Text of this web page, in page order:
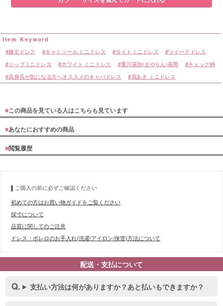
膝丈ドレス キャミソール ミニドレス タイトミニドレス ツイードドレス
ジップミニドレス ホワイト ミニドレス 重川茉弥(まやりん)着用 チェック柄
高身長が気になる方へオススメのキャバドレス 肩あき ミニドレス
■この商品を見ている人はこちらも見ています
■あなたにおすすめの商品
■閲覧履歴
ご購入の前に必ずご確認ください
初めての方はお買い物ガイドをご覧ください
採寸について
品質に関してのご注意
ドレス・ボレロのお手入れ(洗濯/アイロン/保管)方法について
配送・支払について
支払い方法は何がありますか？あと払いもできますか？